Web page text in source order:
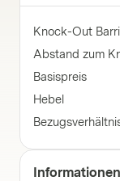
Knock-Out
Abstand zum
Basispreis
Hebel